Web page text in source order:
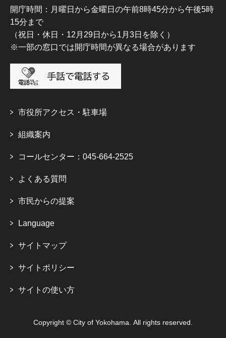
開庁時間：月曜日から金曜日の午前8時45分から午後5時
15分まで
（祝日・休日・12月29日から1月3日を除く）
※一部の窓口では開庁時間が異なる場合があります
市役所アクセス・駐車場
組織案内
コールセンター：045-664-2525
よくある質問
市民からの提案
Language
サイトマップ
サイトポリシー
サイトの使い方
Copyright © City of Yokohama. All rights reserved.